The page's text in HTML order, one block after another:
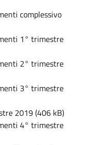
complessivo
1° trimestre
2° trimestre
3° trimestre
2019 (406 kB)
4° trimestre